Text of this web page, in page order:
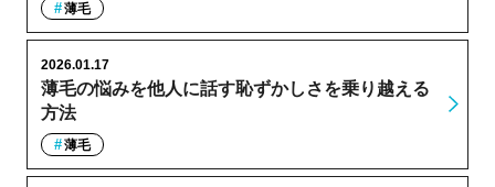
薄毛
薄毛の悩みを他人に話す恥ずかしさを乗り越える
方法
2026.01.17
薄毛